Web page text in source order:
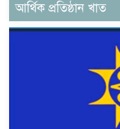
আর্থিক প্রতিষ্ঠান খাত